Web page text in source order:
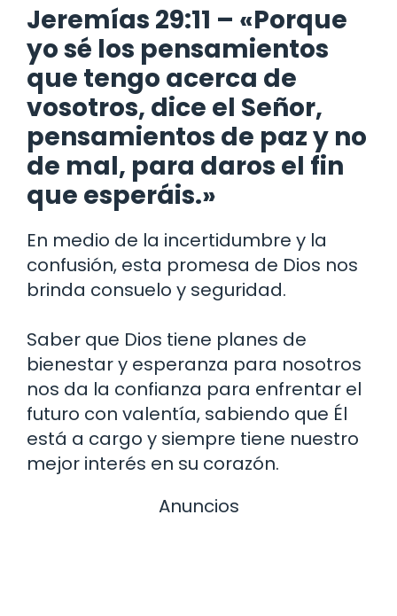
Jeremías 29:11 – «Porque
yo sé los pensamientos
que tengo acerca de
vosotros, dice el Señor,
pensamientos de paz y no
de mal, para daros el fin
que esperáis.»
En medio de la incertidumbre y la
confusión, esta promesa de Dios nos
brinda consuelo y seguridad.
Saber que Dios tiene planes de
bienestar y esperanza para nosotros
nos da la confianza para enfrentar el
futuro con valentía, sabiendo que Él
está a cargo y siempre tiene nuestro
mejor interés en su corazón.
Anuncios